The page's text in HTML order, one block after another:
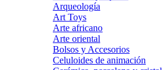
Arqueología
Art Toys
Arte africano
Arte oriental
Bolsos y Accesorios
Celuloides de animación